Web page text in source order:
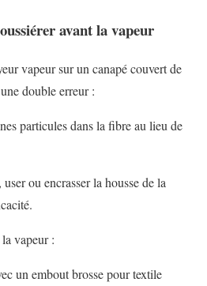
avant la vapeur
vapeur sur un canapé couvert de
double erreur :
particules dans la fibre au lieu de
ou encrasser la housse de la
vapeur :
un embout brosse pour textile